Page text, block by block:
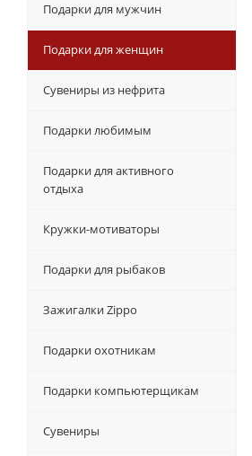
Подарки для мужчин
Подарки для женщин
Сувениры из нефрита
Подарки любимым
Подарки для активного
отдыха
Кружки-мотиваторы
Подарки для рыбаков
Зажигалки Zippo
Подарки охотникам
Подарки компьютерщикам
Сувениры